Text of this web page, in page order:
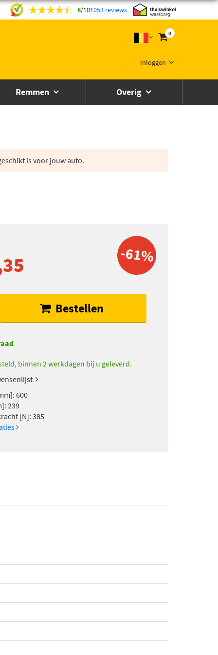
8/101053 reviews
0
Inloggen
Remmen Overig
is voor jouw auto.
-61%
Bestellen
binnen 2 werkdagen bij u geleverd.
600
239
[N]: 385